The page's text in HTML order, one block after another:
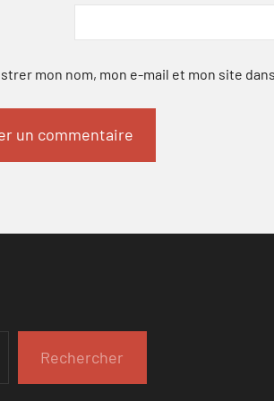
mon nom, mon e-mail et mon site
Rechercher